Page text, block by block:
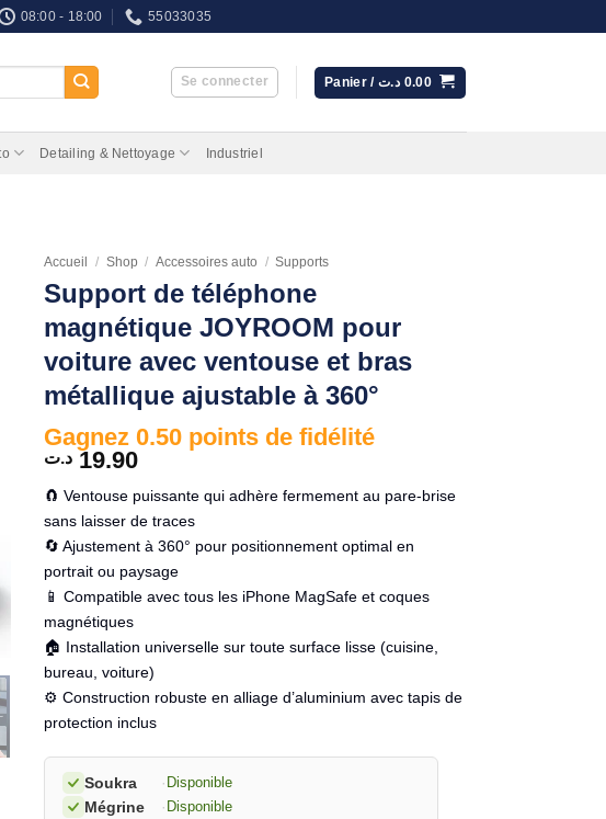
08:00 - 18:00 55033035
Se connecter Panier / 0.00 د.ت
Detailing & Nettoyage Industriel
Accueil / Shop / Accessoires auto / Supports
Support de téléphone
magnétique JOYROOM pour
voiture avec ventouse et bras
métallique ajustable à 360°
Gagnez 0.50 points de fidélité
19.90 د.ت
🧲 Ventouse puissante qui adhère fermement au pare-brise
sans laisser de traces
🔄 Ajustement à 360° pour positionnement optimal en
portrait ou paysage
📱 Compatible avec tous les iPhone MagSafe et coques
magnétiques
🏠 Installation universelle sur toute surface lisse (cuisine,
bureau, voiture)
⚙️ Construction robuste en alliage d’aluminium avec tapis de
protection inclus
Soukra · Disponible
Mégrine · Disponible